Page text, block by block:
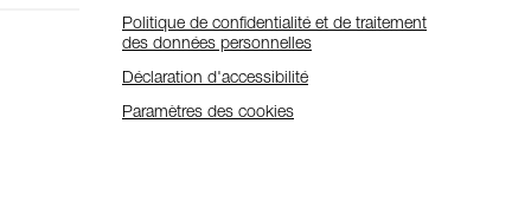
Politique de confidentialité et de traitement
des données personnelles
Déclaration d'accessibilité
Paramètres des cookies